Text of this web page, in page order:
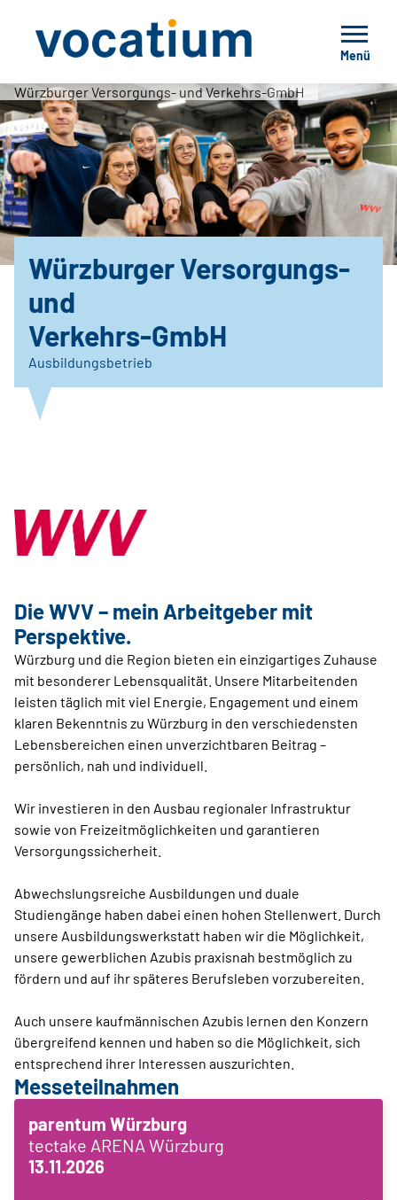
Menü
Würzburger Versorgungs- und Verkehrs-GmbH
Würzburger Versorgungs-
und
Verkehrs-GmbH
Ausbildungsbetrieb
Die WVV – mein Arbeitgeber mit
Perspektive.
Würzburg und die Region bieten ein einzigartiges Zuhause
mit besonderer Lebensqualität. Unsere Mitarbeitenden
leisten täglich mit viel Energie, Engagement und einem
klaren Bekenntnis zu Würzburg in den verschiedensten
Lebensbereichen einen unverzichtbaren Beitrag –
persönlich, nah und individuell.
Wir investieren in den Ausbau regionaler Infrastruktur
sowie von Freizeitmöglichkeiten und garantieren
Versorgungssicherheit.
Abwechslungsreiche Ausbildungen und duale
Studiengänge haben dabei einen hohen Stellenwert. Durch
unsere Ausbildungswerkstatt haben wir die Möglichkeit,
unsere gewerblichen Azubis praxisnah bestmöglich zu
fördern und auf ihr späteres Berufsleben vorzubereiten.
Auch unsere kaufmännischen Azubis lernen den Konzern
übergreifend kennen und haben so die Möglichkeit, sich
entsprechend ihrer Interessen auszurichten.
Messeteilnahmen
parentum Würzburg
tectake ARENA Würzburg
13.11.2026